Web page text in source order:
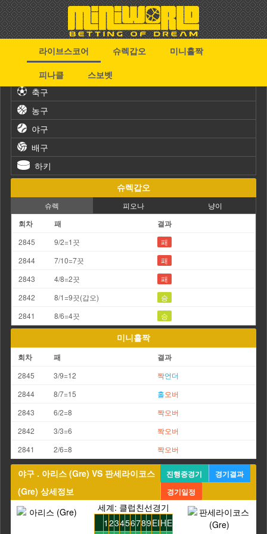
라이브스코어 슈렉갑오
미니홀짝
피나클
스보벳
축구
농구
야구
배구
하키
슈렉갑오
슈렉 피오나 냥이
회차 패 결과
2845 9/2=1끗
패
2844
7/10=7끗
패
2843
4/8=2끗
패
2842
8/1=9끗(갑오)
승
2841
8/6=4끗 승
미니홀짝
회차 패 결과
2845 3/9=12 짝언더
2844
8/7=15 홀오버
2843
6/2=8 짝오버
2842
3/3=6 짝오버
2841
2/6=8 짝오버
야구 . 아리스 (Gre) VS 판세라이코스
(Gre) 상세정보
진행중경기
경기결과
경기일정
세계: 클럽친선경기
1 23456789EIHE